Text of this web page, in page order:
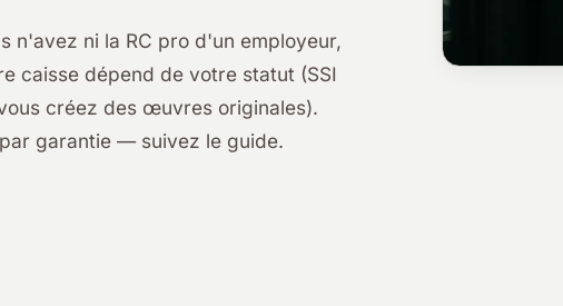
n'avez ni la RC pro d'un employeur,
caisse dépend de votre statut (SSI
créez des œuvres originales).
garantie — suivez le guide.